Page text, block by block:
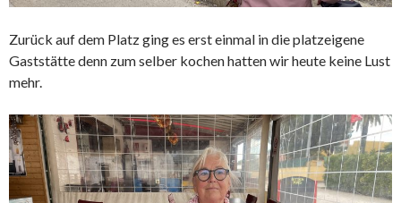
Zurück auf dem Platz ging es erst einmal in die platzeigene
Gaststätte denn zum selber kochen hatten wir heute keine Lust
mehr.